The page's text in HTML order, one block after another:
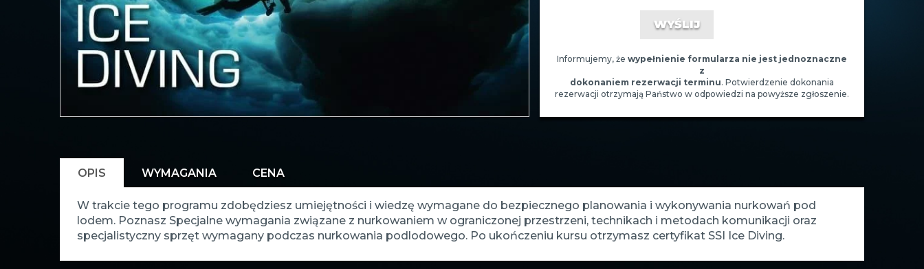
Informujemy, że wypełnienie formularza nie jest jednoznaczne
z
dokonaniem rezerwacji terminu. Potwierdzenie dokonania
rezerwacji otrzymają Państwo w odpowiedzi na powyższe zgłoszenie.
OPIS WYMAGANIA CENA
W trakcie tego programu zdobędziesz umiejętności i wiedzę wymagane do bezpiecznego planowania i wykonywania nurkowań pod
lodem. Poznasz Specjalne wymagania związane z nurkowaniem w ograniczonej przestrzeni, technikach i metodach komunikacji oraz
specjalistyczny sprzęt wymagany podczas nurkowania podlodowego. Po ukończeniu kursu otrzymasz certyfikat SSI Ice Diving.